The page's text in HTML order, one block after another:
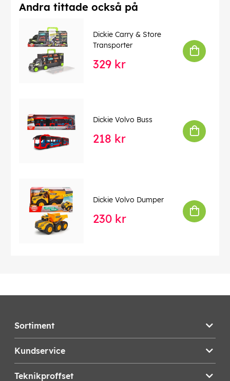
Andra tittade också på
Dickie Carry & Store
Transporter
329 kr
Dickie Volvo Buss
218 kr
Dickie Volvo Dumper
230 kr
Sortiment
Kundservice
Teknikproffset